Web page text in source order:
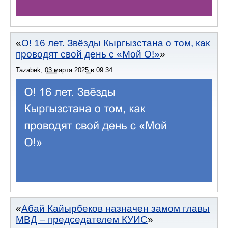
О! 16 лет. Звёзды Кыргызстана о том, как
проводят свой день с «Мой О!»
Tazabek 03 марта 2025 в 09:34
Абай Кайырбеков назначен замом главы
МВД – председателем КУИС